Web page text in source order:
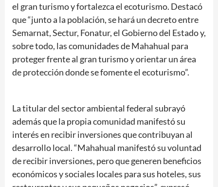
el gran turismo y fortalezca el ecoturismo. Destacó
que “junto a la población, se hará un decreto entre
Semarnat, Sectur, Fonatur, el Gobierno del Estado y,
sobre todo, las comunidades de Mahahual para
proteger frente al gran turismo y orientar un área
de protección donde se fomente el ecoturismo”.
La titular del sector ambiental federal subrayó
además que la propia comunidad manifestó su
interés en recibir inversiones que contribuyan al
desarrollo local. “Mahahual manifestó su voluntad
de recibir inversiones, pero que generen beneficios
económicos y sociales locales para sus hoteles, sus